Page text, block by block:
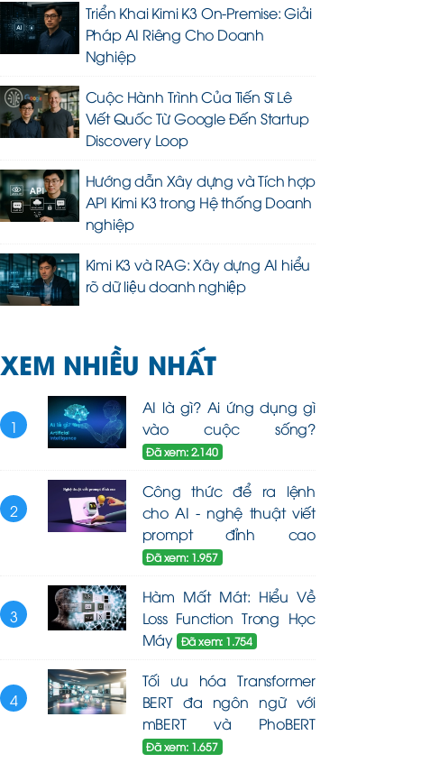
Triển Khai Kimi K3 On-Premise: Giải
Pháp AI Riêng Cho Doanh
Nghiệp
Cuộc Hành Trình Của Tiến Sĩ Lê
Viết Quốc Từ Google Đến Startup
Discovery Loop
Hướng dẫn Xây dựng và Tích hợp
API Kimi K3 trong Hệ thống Doanh
nghiệp
Kimi K3 và RAG: Xây dựng AI hiểu
rõ dữ liệu doanh nghiệp
XEM NHIỀU NHẤT
1
AI là gì? Ai ứng dụng gì
vào cuộc sống?
Đã xem: 2.140
2
Công thức để ra lệnh
cho AI - nghệ thuật viết
prompt đỉnh cao
Đã xem: 1.957
3
Hàm Mất Mát: Hiểu Về
Loss Function Trong Học
Máy Đã xem: 1.754
4
Tối ưu hóa Transformer
BERT đa ngôn ngữ với
mBERT và PhoBERT
Đã xem: 1.657